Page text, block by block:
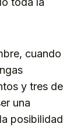
cuando
y tres de
una
posibilidad